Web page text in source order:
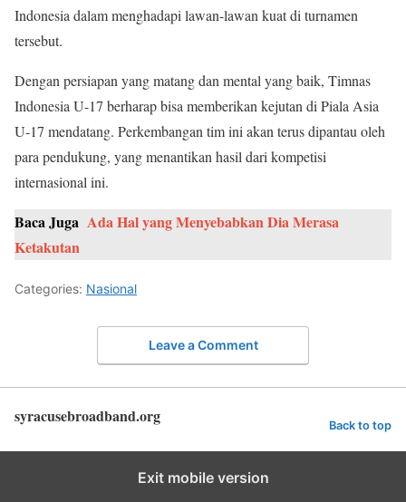
Indonesia dalam menghadapi lawan-lawan kuat di turnamen
tersebut.
Dengan persiapan yang matang dan mental yang baik, Timnas
Indonesia U-17 berharap bisa memberikan kejutan di Piala Asia
U-17 mendatang. Perkembangan tim ini akan terus dipantau oleh
para pendukung, yang menantikan hasil dari kompetisi
internasional ini.
Baca Juga Ada Hal yang Menyebabkan Dia Merasa
Ketakutan
Categories: Nasional
Leave a Comment
syracusebroadband.org Back to top
Exit mobile version